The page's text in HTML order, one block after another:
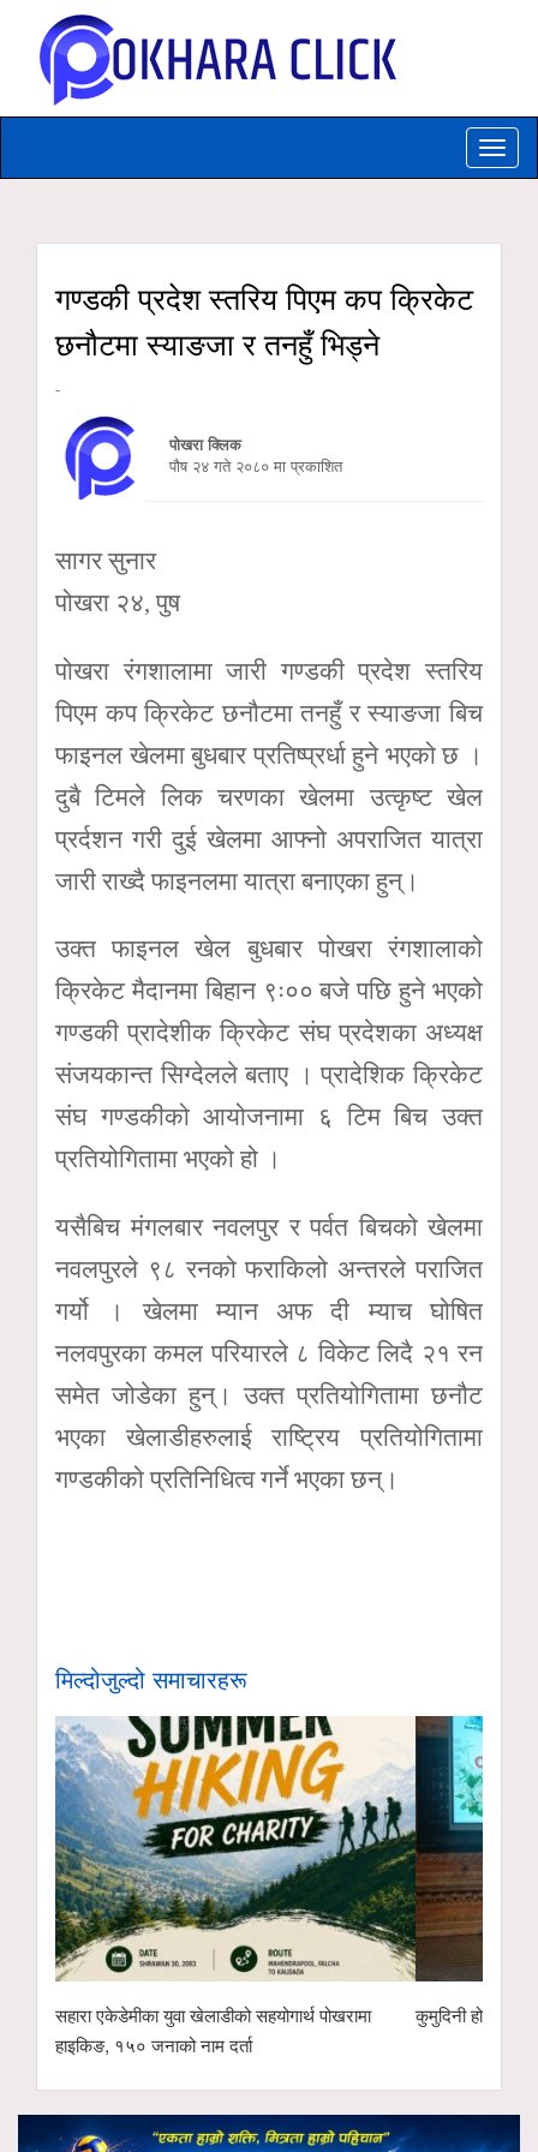
Toggle
गण्डकी प्रदेश स्तरिय पिएम कप क्रिकेट
छनौटमा स्याङजा र तनहुँ भिड्ने
-
पोखरा क्लिक
पौष २४ गते २०८० मा प्रकाशित
सागर सुनार
पोखरा २४, पुष
पोखरा रंगशालामा जारी गण्डकी प्रदेश स्तरिय
पिएम कप क्रिकेट छनौटमा तनहुँ र स्याङजा बिच
फाइनल खेलमा बुधबार प्रतिष्प्रर्धा हुने भएको छ ।
दुबै टिमले लिक चरणका खेलमा उत्कृष्ट खेल
प्रर्दशन गरी दुई खेलमा आफ्नो अपराजित यात्रा
जारी राख्दै फाइनलमा यात्रा बनाएका हुन्।
उक्त फाइनल खेल बुधबार पोखरा रंगशालाको
क्रिकेट मैदानमा बिहान ९ः०० बजे पछि हुने भएको
गण्डकी प्रादेशीक क्रिकेट संघ प्रदेशका अध्यक्ष
संजयकान्त सिग्देलले बताए । प्रादेशिक क्रिकेट
संघ गण्डकीको आयोजनामा ६ टिम बिच उक्त
प्रतियोगितामा भएको हो ।
यसैबिच मंगलबार नवलपुर र पर्वत बिचको खेलमा
नवलपुरले ९८ रनको फराकिलो अन्तरले पराजित
गर्यो । खेलमा म्यान अफ दी म्याच घोषित
नलवपुरका कमल परियारले ८ विकेट लिदै २१ रन
समेत जोडेका हुन्। उक्त प्रतियोगितामा छनौट
भएका खेलाडीहरुलाई राष्ट्रिय प्रतियोगितामा
गण्डकीको प्रतिनिधित्व गर्ने भएका छन्।
मिल्दोजुल्दो समाचारहरू
सहारा एकेडेमीका युवा खेलाडीको सहयोगार्थ पोखरामा
हाइकिङ, १५० जनाको नाम दर्ता
कुमुदिनी होम्समा